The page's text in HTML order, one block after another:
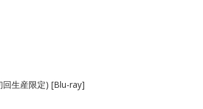
回生産限定) [Blu-ray]